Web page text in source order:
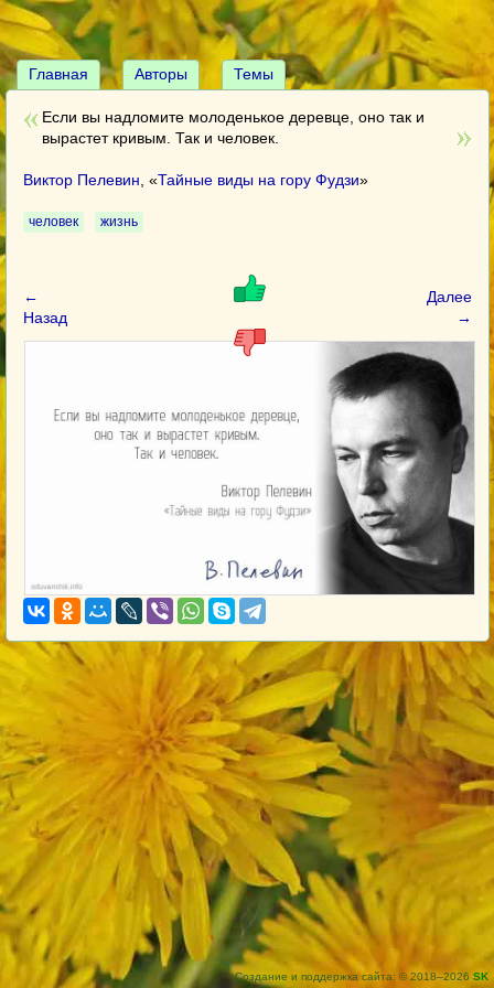
Главная Авторы Темы
Если вы надломите молоденькое деревце, оно так и
вырастет кривым. Так и человек.
Виктор Пелевин , «Тайные виды на гору Фудзи»
человек жизнь
←
Назад
Далее
→
Создание и поддержка сайта: © 2018–2026 SK